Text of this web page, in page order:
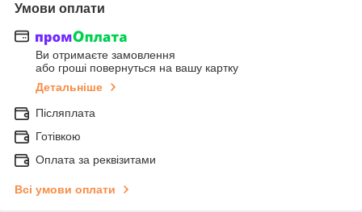
Умови оплати
Ви отримаєте замовлення
або гроші повернуться на вашу картку
Детальніше
Післяплата
Готівкою
Оплата за реквізитами
Всі умови оплати